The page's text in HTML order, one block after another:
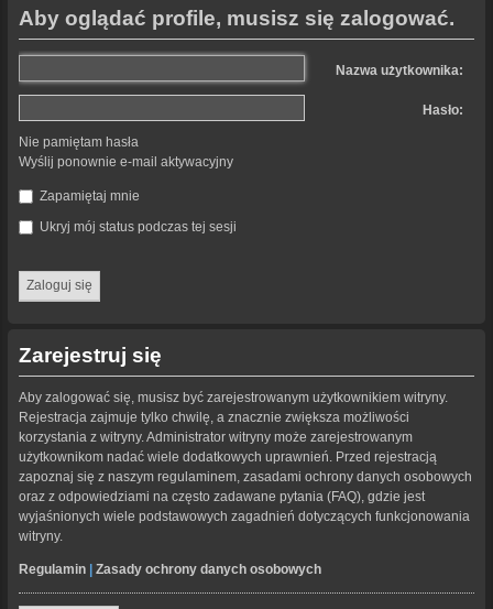
Aby oglądać profile, musisz się zalogować.
Nazwa użytkownika:
Hasło:
Nie pamiętam hasła
Wyślij ponownie e-mail aktywacyjny
Zapamiętaj mnie
Ukryj mój status podczas tej sesji
Zarejestruj się
Aby zalogować się, musisz być zarejestrowanym użytkownikiem witryny.
Rejestracja zajmuje tylko chwilę, a znacznie zwiększa możliwości
korzystania z witryny. Administrator witryny może zarejestrowanym
użytkownikom nadać wiele dodatkowych uprawnień. Przed rejestracją
zapoznaj się z naszym regulaminem, zasadami ochrony danych osobowych
oraz z odpowiedziami na często zadawane pytania (FAQ), gdzie jest
wyjaśnionych wiele podstawowych zagadnień dotyczących funkcjonowania
witryny.
Regulamin Zasady ochrony danych osobowych